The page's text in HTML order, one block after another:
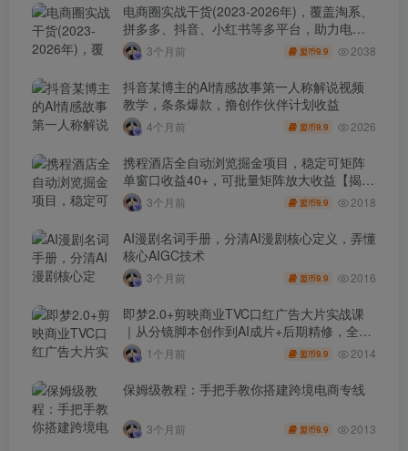
电商圈实战干货(2023-2026年)，覆盖淘系、
拼多多、抖音、小红书等多平台，助力电商
人避开坑、提效率、稳盈利(更新4月)
3个月前 盟币9.9 2038
抖音某博主的AI情感故事第一人称解说视频
教学，条条爆款，撸创作伙伴计划收益
4个月前 盟币9.9 2026
携程酒店全自动浏览掘金项目，稳定可矩阵
单窗口收益40+，可批量矩阵放大收益【揭
秘】3个月前 盟币9.9 2018
AI漫剧名词手册，分清AI漫剧核心定义，弄懂
核心AIGC技术
3个月前 盟币9.9 2016
即梦2.0+剪映商业TVC口红广告大片实战课
｜从分镜脚本创作到AI成片+后期精修，全流
程打造品牌级产品广告
1个月前 盟币9.9 2014
保姆级教程：手把手教你搭建跨境电商专线
3个月前 盟币9.9 2013